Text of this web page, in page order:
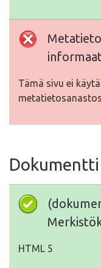
Tämä sivu ei
Dokumentti
HTML 5